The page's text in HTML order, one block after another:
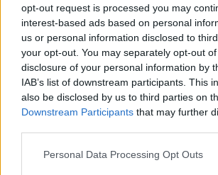
opt-out request is processed you may
interest-based ads based on personal
us or personal information disclosed to
your opt-out. You may separately opt-out
disclosure of your personal information by
IAB’s list of downstream participants. This
also be disclosed by us to third parties on
Downstream Participants that may further
Personal Data Processing Opt Outs
FÆRVIK: Under den årlige
Award” i London i sommer
Tromøy av gårde med en
sikkerhetspris.
Markedssjef i Norsafe, Arild
internasjonal anerkjennelse